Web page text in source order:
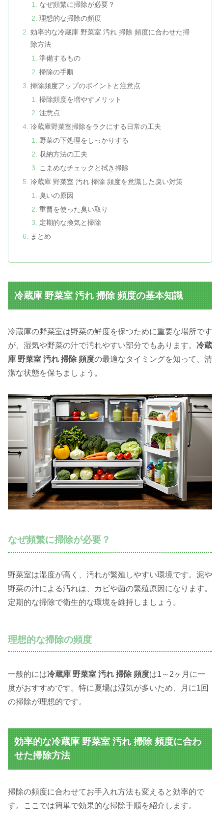
なぜ頻繁に掃除が必要？
理想的な掃除の頻度
効率的な冷蔵庫 野菜室 汚れ 掃除 頻度に合わせた掃
除方法
準備するもの
掃除の手順
掃除頻度アップのポイントと注意点
掃除頻度を増やすメリット
注意点
冷蔵庫野菜室掃除をラクにする日常の工夫
野菜の下処理をしっかりする
収納方法の工夫
こまめなチェックと拭き掃除
冷蔵庫 野菜室 汚れ 掃除 頻度を意識した臭い対策
臭いの原因
重曹を使った臭い取り
定期的な換気と掃除
まとめ
冷蔵庫 野菜室 汚れ 掃除 頻度の基本知識
冷蔵庫の野菜室は野菜の鮮度を保つために重要な場所です
が、湿気や野菜の汁で汚れやすい部分でもあります。 冷蔵
庫 野菜室 汚れ 掃除 頻度の最適なタイミングを知って、清
潔な状態を保ちましょう。
なぜ頻繁に掃除が必要？
野菜室は湿度が高く、汚れが繁殖しやすい環境です。泥や
野菜の汁による汚れは、カビや菌の繁殖原因になります。
定期的な掃除で衛生的な環境を維持しましょう。
理想的な掃除の頻度
一般的には冷蔵庫 野菜室 汚れ 掃除 頻度は1～2ヶ月に一
度がおすすめです。特に夏場は湿気が多いため、月に1回
の掃除が理想的です。
効率的な冷蔵庫 野菜室 汚れ 掃除 頻度に合わ
せた掃除方法
掃除の頻度に合わせてお手入れ方法も変えると効率的で
す。ここでは簡単で効果的な掃除手順を紹介します。